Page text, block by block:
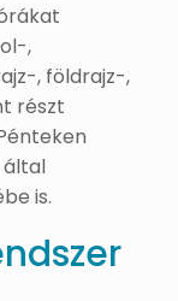
,
, földrajz-,
részt
is.